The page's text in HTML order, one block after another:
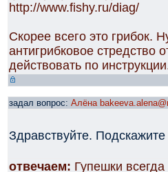
http://www.fishy.ru/diag/
Скорее всего это грибок.
антигрибковое стредство
действовать по
задал вопрос: Алёна
Здравствуйте.
отвечаем: Гупешки